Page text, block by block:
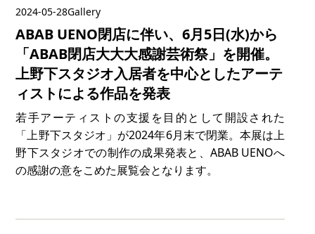
2024-05-28Gallery
ABAB UENO閉店に伴い、6月5日(水)から
「ABAB閉店大大大感謝芸術祭」を開催。
上野下スタジオ入居者を中心としたアーテ
ィストによる作品を発表
若手アーティストの支援を目的として開設された
「上野下スタジオ」が2024年6月末で閉業。本展は上
野下スタジオでの制作の成果発表と、ABAB UENOへ
の感謝の意をこめた展覧会となります。